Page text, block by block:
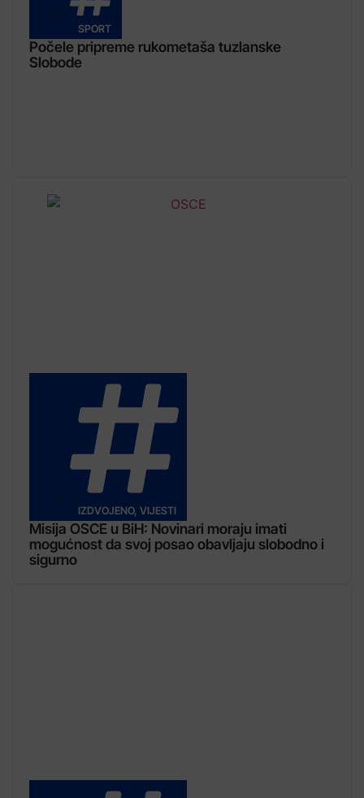
SPORT
Počele pripreme rukometaša tuzlanske
Slobode
IZDVOJENO, VIJESTI
Misija OSCE u BiH: Novinari moraju imati
mogućnost da svoj posao obavljaju slobodno i
sigurno